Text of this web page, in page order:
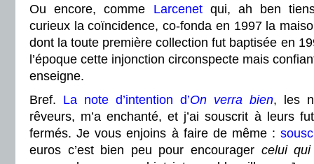
Ou encore, comme Larcenetqui, ah ben tiens
curieux la coïncidence, co-fonda en 1997 la
dont la toute première collection fut baptisée en
l’époque cette injonction circonspecte mais
enseigne.
Bref. La note d’intention d’On verra bien, les
rêveurs, m’a enchanté, et j’ai souscrit à leurs
fermés. Je vous enjoins à faire de même :
euros c’est bien peu pour encourager celui